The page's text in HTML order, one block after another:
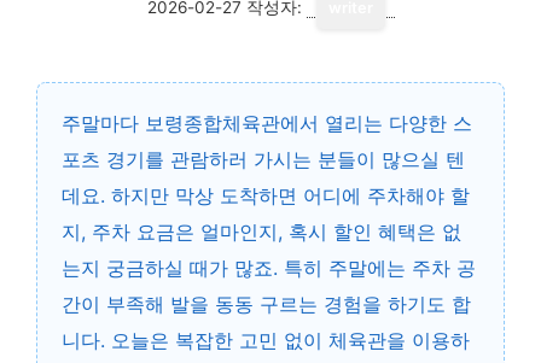
2026-02-27 작성자:
주말마다 보령종합체육관에서 열리는 다양한 스
포츠 경기를 관람하러 가시는 분들이 많으실 텐
데요. 하지만 막상 도착하면 어디에 주차해야 할
지, 주차 요금은 얼마인지, 혹시 할인 혜택은 없
는지 궁금하실 때가 많죠. 특히 주말에는 주차 공
간이 부족해 발을 동동 구르는 경험을 하기도 합
니다. 오늘은 복잡한 고민 없이 체육관을 이용하